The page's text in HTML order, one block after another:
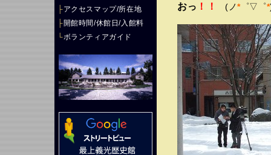
├アクセスマップ/所在地
├開館時間/休館日/入館料
└ボランティアガイド
おっ ！！ (ノ*゜▽゜*